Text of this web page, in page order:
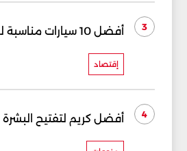
3 أفضل 10 سيارات مناسبة للشباب
إقتصاد
4 أفضل كريم لتفتيح البشرة